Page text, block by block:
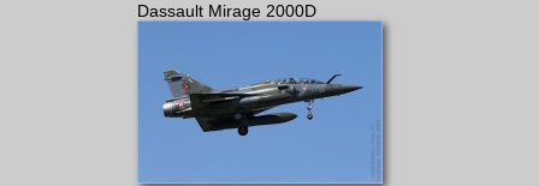
Dassault Mirage 2000D